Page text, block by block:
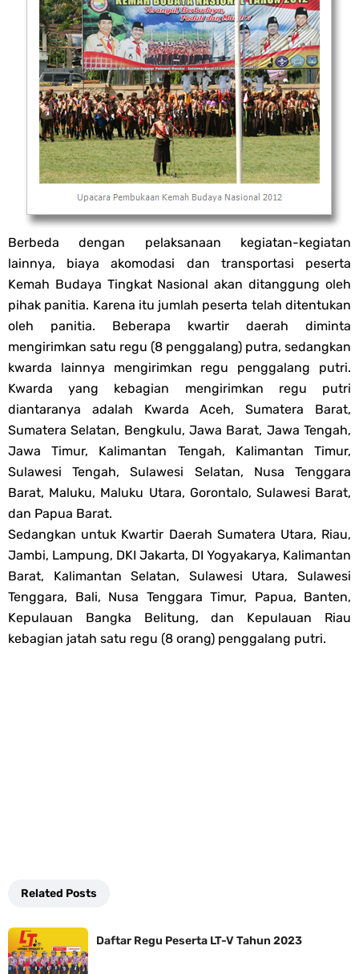
Berbeda dengan pelaksanaan kegiatan-kegiatan
lainnya, biaya akomodasi dan transportasi peserta
Kemah Budaya Tingkat Nasional akan ditanggung oleh
pihak panitia. Karena itu jumlah peserta telah ditentukan
oleh panitia. Beberapa kwartir daerah diminta
mengirimkan satu regu (8 penggalang) putra, sedangkan
kwarda lainnya mengirimkan regu penggalang putri.
Kwarda yang kebagian mengirimkan regu putri
diantaranya adalah Kwarda Aceh, Sumatera Barat,
Sumatera Selatan, Bengkulu, Jawa Barat, Jawa Tengah,
Jawa Timur, Kalimantan Tengah, Kalimantan Timur,
Sulawesi Tengah, Sulawesi Selatan, Nusa Tenggara
Barat, Maluku, Maluku Utara, Gorontalo, Sulawesi Barat,
dan Papua Barat.
Sedangkan untuk Kwartir Daerah Sumatera Utara, Riau,
Jambi, Lampung, DKI Jakarta, DI Yogyakarya, Kalimantan
Barat, Kalimantan Selatan, Sulawesi Utara, Sulawesi
Tenggara, Bali, Nusa Tenggara Timur, Papua, Banten,
Kepulauan Bangka Belitung, dan Kepulauan Riau
kebagian jatah satu regu (8 orang) penggalang putri.
Related Posts
Daftar Regu Peserta LT-V Tahun 2023